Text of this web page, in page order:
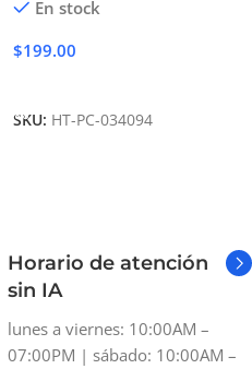
En stock
$199.00
SKU: HT-PC-034094
Horario de atención
sin IA
lunes a viernes: 10:00AM –
07:00PM | sábado: 10:00AM –